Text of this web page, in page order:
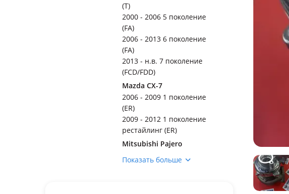
(T)
2000 - 2006 5 поколение
(FA)
2006 - 2013 6 поколение
(FA)
2013 - н.в. 7 поколение
(FCD/FDD)
Mazda CX-7
2006 - 2009 1 поколение
(ER)
2009 - 2012 1 поколение
рестайлинг (ER)
Mitsubishi Pajero
1982 - 1991 1 поколение
Показать больше